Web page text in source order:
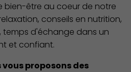
bien-être au coeur de notre
conseils en nutrition,
d'échange dans un
et confiant.
proposons des